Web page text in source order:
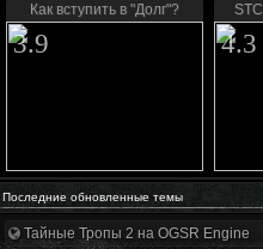
Как вступить в "Долг"?
3.9 4.3
Последние обновленные темы
Тайные Тропы 2 на OGSR Engine